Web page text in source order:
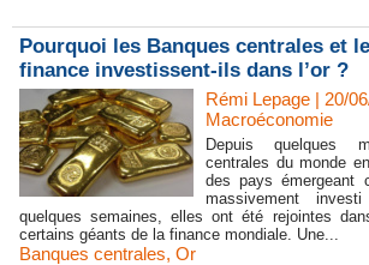
Pourquoi les Banques centrales et
finance investissent-ils dans l’or ?
Rémi Lepage | 20/
Macroéconomie
Depuis quelques
centrales du monde
des pays émergeant
massivement
quelques semaines, elles ont été rejointes
certains géants de la finance mondiale. Une...
Banques centrales, Or